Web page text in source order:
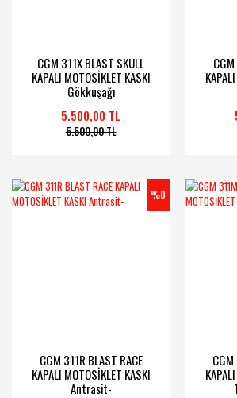
CGM 311X BLAST SKULL
KAPALI MOTOSİKLET KASKI
Gökkuşağı
5.500,00 TL
5.500,00 TL
%0
CGM 311R BLAST RACE
KAPALI MOTOSİKLET KASKI
Antrasit-